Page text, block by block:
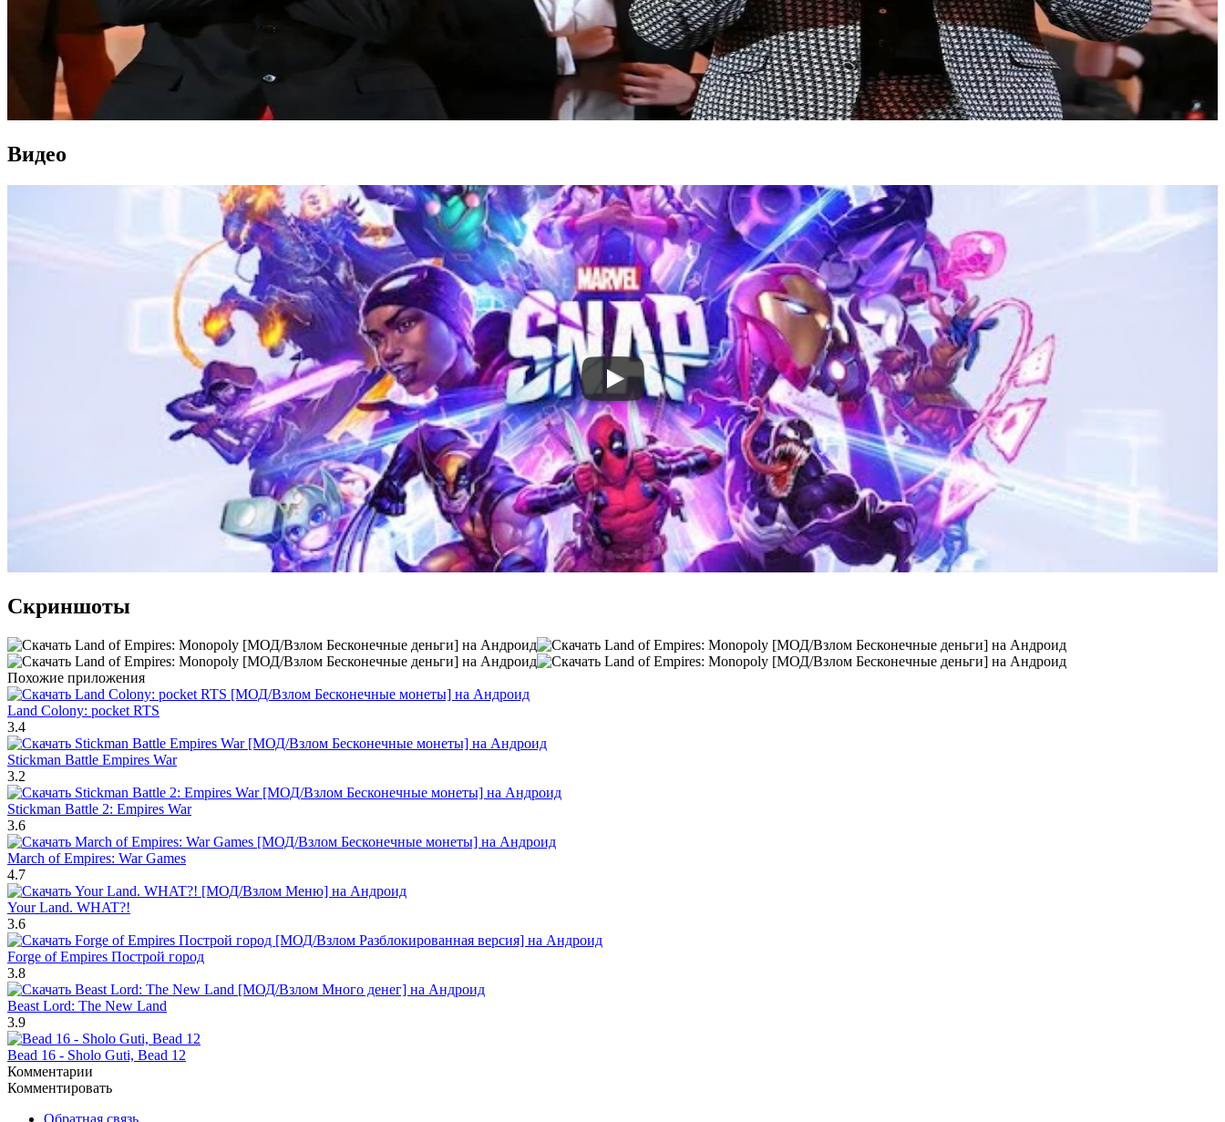
Видео
Скриншоты
Похожие приложения
Land Colony: pocket RTS
3.4
Stickman Battle Empires War
3.2
Stickman Battle 2: Empires War
3.6
March of Empires: War Games
4.7
Your Land. WHAT?!
3.6
Forge of Empires Построй город
3.8
Beast Lord: The New Land
3.9
Bead 16 - Sholo Guti, Bead 12
Комментарии
Комментировать
Обратная связь